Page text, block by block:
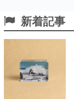
新着記事